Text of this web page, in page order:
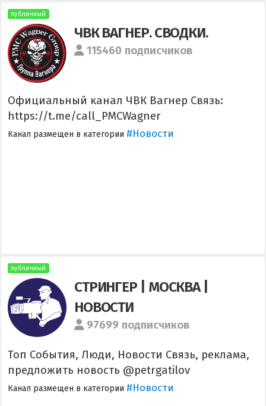
публичный
ЧВК ВАГНЕР. СВОДКИ.
115460 подписчиков
Официальный канал ЧВК Вагнер Связь:
https://t.me/call_PMCWagner
Канал размещен в категории #Новости
публичный
СТРИНГЕР | МОСКВА |
НОВОСТИ
97699 подписчиков
Топ События, Люди, Новости Связь, реклама,
предложить новость @petrgatilov
Канал размещен в категории #Новости